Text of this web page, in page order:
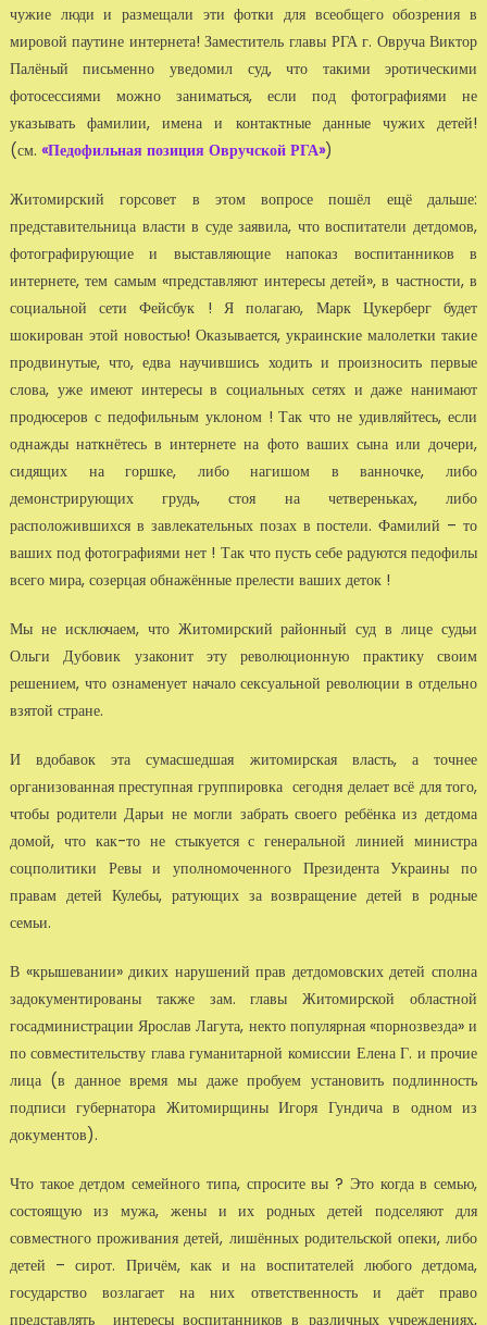
чужие люди и размещали эти фотки для всеобщего обозрения в
мировой паутине интернета! Заместитель главы РГА г. Овруча Виктор
Палёный письменно уведомил суд, что такими эротическими
фотосессиями можно заниматься, если под фотографиями не
указывать фамилии, имена и контактные данные чужих детей!
(см. «Педофильная позиция Овручской РГА»)
Житомирский горсовет в этом вопросе пошёл ещё дальше:
представительница власти в суде заявила, что воспитатели детдомов,
фотографирующие и выставляющие напоказ воспитанников в
интернете, тем самым «представляют интересы детей», в частности, в
социальной сети Фейсбук ! Я полагаю, Марк Цукерберг будет
шокирован этой новостью! Оказывается, украинские малолетки такие
продвинутые, что, едва научившись ходить и произносить первые
слова, уже имеют интересы в социальных сетях и даже нанимают
продюсеров с педофильным уклоном ! Так что не удивляйтесь, если
однажды наткнётесь в интернете на фото ваших сына или дочери,
сидящих на горшке, либо нагишом в ванночке, либо
демонстрирующих грудь, стоя на четвереньках, либо
расположившихся в завлекательных позах в постели. Фамилий – то
ваших под фотографиями нет ! Так что пусть себе радуются педофилы
всего мира, созерцая обнажённые прелести ваших деток !
Мы не исключаем, что Житомирский районный суд в лице судьи
Ольги Дубовик узаконит эту революционную практику своим
решением, что ознаменует начало сексуальной революции в отдельно
взятой стране.
И вдобавок эта сумасшедшая житомирская власть, а точнее
организованная преступная группировка сегодня делает всё для того,
чтобы родители Дарьи не могли забрать своего ребёнка из детдома
домой, что как-то не стыкуется с генеральной линией министра
соцполитики Ревы и уполномоченного Президента Украины по
правам детей Кулебы, ратующих за возвращение детей в родные
семьи.
В «крышевании» диких нарушений прав детдомовских детей сполна
задокументированы также зам. главы Житомирской областной
госадминистрации Ярослав Лагута, некто популярная «порнозвезда» и
по совместительству глава гуманитарной комиссии Елена Г. и прочие
лица (в данное время мы даже пробуем установить подлинность
подписи губернатора Житомирщины Игоря Гундича в одном из
документов).
Что такое детдом семейного типа, спросите вы ? Это когда в семью,
состоящую из мужа, жены и их родных детей подселяют для
совместного проживания детей, лишённых родительской опеки, либо
детей – сирот. Причём, как и на воспитателей любого детдома,
государство возлагает на них ответственность и даёт право
представлять интересы воспитанников в различных учреждениях,